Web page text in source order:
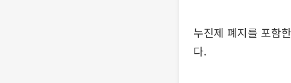
누진제 폐지를 포함
다.